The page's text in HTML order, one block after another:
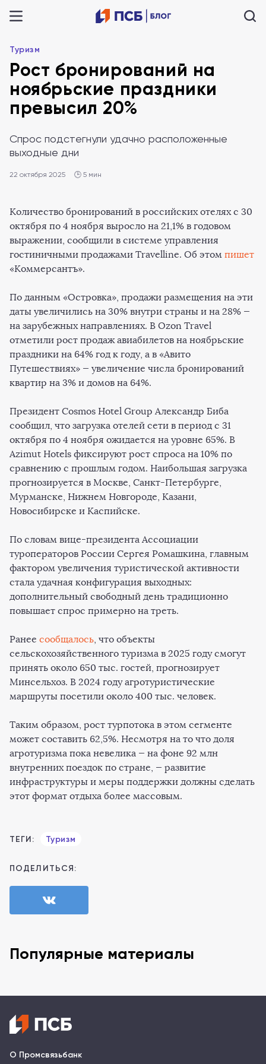
Туризм
Рост бронирований на
ноябрьские праздники
превысил 20%
Спрос подстегнули удачно расположенные
выходные дни
22 октября 2025 🕒 5 мин
Количество бронирований в российских отелях с 30
октября по 4 ноября выросло на 21,1% в годовом
выражении, сообщили в системе управления
гостиничными продажами Travelline. Об этом пишет
«Коммерсантъ».
По данным «Островка», продажи размещения на эти
даты увеличились на 30% внутри страны и на 28% —
на зарубежных направлениях. В Ozon Travel
отметили рост продаж авиабилетов на ноябрьские
праздники на 64% год к году, а в «Авито
Путешествиях» — увеличение числа бронирований
квартир на 3% и домов на 64%.
Президент Cosmos Hotel Group Александр Биба
сообщил, что загрузка отелей сети в период с 31
октября по 4 ноября ожидается на уровне 65%. В
Azimut Hotels фиксируют рост спроса на 10% по
сравнению с прошлым годом. Наибольшая загрузка
прогнозируется в Москве, Санкт-Петербурге,
Мурманске, Нижнем Новгороде, Казани,
Новосибирске и Каспийске.
По словам вице-президента Ассоциации
туроператоров России Сергея Ромашкина, главным
фактором увеличения туристической активности
стала удачная конфигурация выходных:
дополнительный свободный день традиционно
повышает спрос примерно на треть.
Ранее сообщалось, что объекты
сельскохозяйственного туризма в 2025 году смогут
принять около 650 тыс. гостей, прогнозирует
Минсельхоз. В 2024 году агротуристические
маршруты посетили около 400 тыс. человек.
Таким образом, рост турпотока в этом сегменте
может составить 62,5%. Несмотря на то что доля
агротуризма пока невелика — на фоне 92 млн
внутренних поездок по стране, — развитие
инфраструктуры и меры поддержки должны сделать
этот формат отдыха более массовым.
ТЕГИ: Туризм
ПОДЕЛИТЬСЯ:
Популярные материалы
О Промсвязьбанк